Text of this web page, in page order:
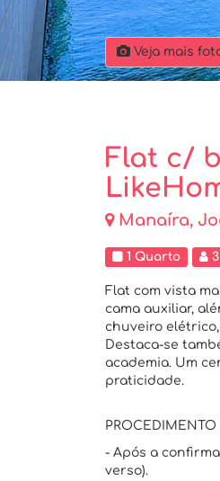
Veja mais
Flat c/
Manaíra,
1 Quarto
Flat com vista
cama auxiliar,
chuveiro
Destaca-se
academia. Um
praticidade.
PROCEDIMENTO
- Após a
verso).